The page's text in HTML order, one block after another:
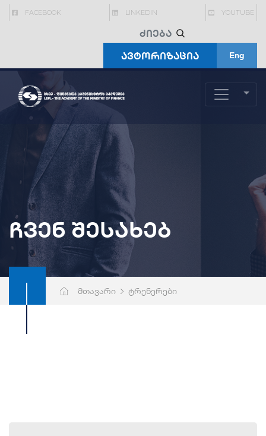
FACEBOOK LINKEDIN YOUTUBE
ავტორიზაცია Eng
ჩვენ შესახებ
მთავარი ტრენერები